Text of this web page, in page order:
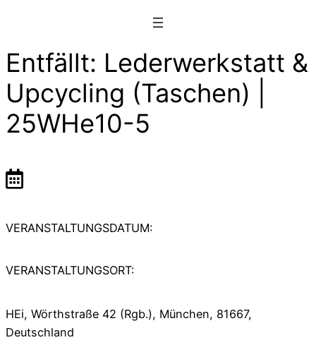
Entfällt: Lederwerkstatt &
Upcycling (Taschen) |
25WHe10-5
VERANSTALTUNGSDATUM:
VERANSTALTUNGSORT:
HEi, Wörthstraße 42 (Rgb.), München, 81667,
Deutschland